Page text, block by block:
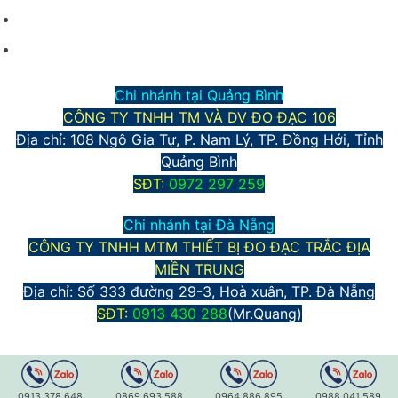
Chi nhánh tại Quảng Bình
CÔNG TY TNHH TM VÀ DV ĐO ĐẠC 106
Địa chỉ: 108 Ngô Gia Tự, P. Nam Lý, TP. Đồng Hới, Tỉnh
Quảng Bình
SĐT: 0972 297 259
Chi nhánh tại Đà Nẵng
CÔNG TY TNHH MTM THIẾT BỊ ĐO ĐẠC TRẮC ĐỊA
MIỀN TRUNG
Địa chỉ: Số 333 đường 29-3, Hoà xuân, TP. Đà Nẵng
SĐT: 0913 430 288(Mr.Quang)